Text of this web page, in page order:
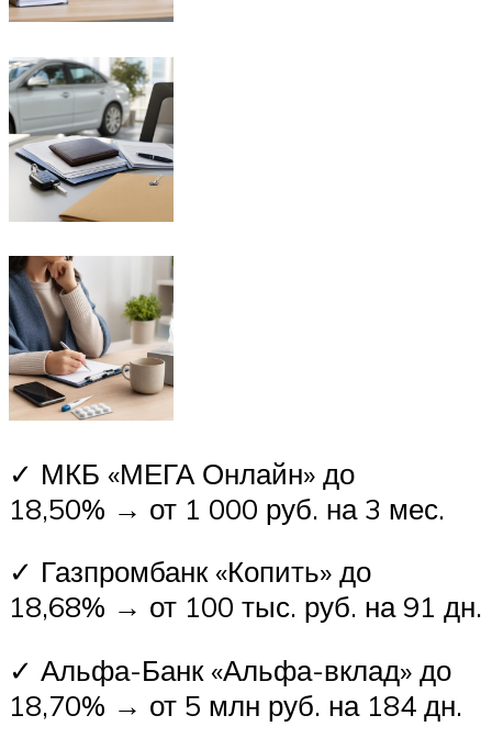
✓ МКБ «МЕГА Онлайн» до
18,50% → от 1 000 руб. на 3 мес.
✓ Газпромбанк «Копить» до
18,68% → от 100 тыс. руб. на 91 дн.
✓ Альфа-Банк «Альфа-вклад» до
18,70% → от 5 млн руб. на 184 дн.